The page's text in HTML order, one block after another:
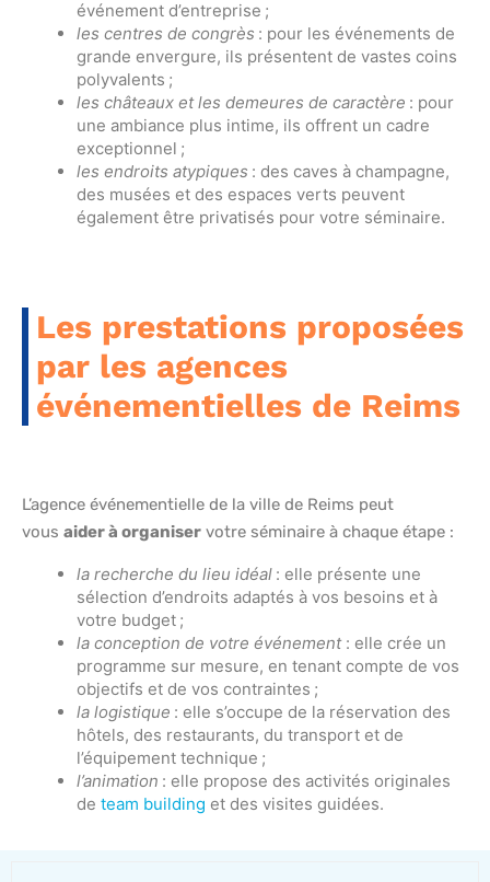
événement d’entreprise ;
les centres de congrès : pour les événements de
grande envergure, ils présentent de vastes coins
polyvalents ;
les châteaux et les demeures de caractère : pour
une ambiance plus intime, ils offrent un cadre
exceptionnel ;
les endroits atypiques : des caves à champagne,
des musées et des espaces verts peuvent
également être privatisés pour votre séminaire.
Les prestations proposées
par les agences
événementielles de Reims
L’agence événementielle de la ville de Reims peut
vous aider à organiser votre séminaire à chaque étape :
la recherche du lieu idéal : elle présente une
sélection d’endroits adaptés à vos besoins et à
votre budget ;
la conception de votre événement: elle crée un
programme sur mesure, en tenant compte de vos
objectifs et de vos contraintes ;
la logistique : elle s’occupe de la réservation des
hôtels, des restaurants, du transport et de
l’équipement technique ;
l’animation : elle propose des activités originales
de team building et des visites guidées.